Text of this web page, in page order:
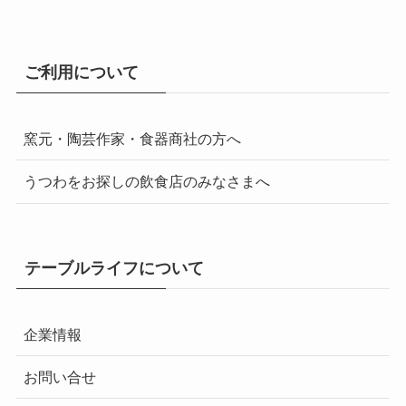
ご利用について
窯元・陶芸作家・食器商社の方へ
うつわをお探しの飲食店のみなさまへ
テーブルライフについて
企業情報
お問い合せ